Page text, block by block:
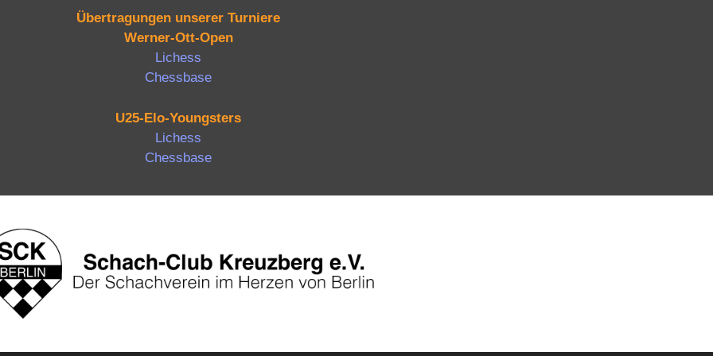
Übertragungen unserer Turniere
Werner-Ott-Open
Lichess
Chessbase
U25-Elo-Youngsters
Lichess
Chessbase